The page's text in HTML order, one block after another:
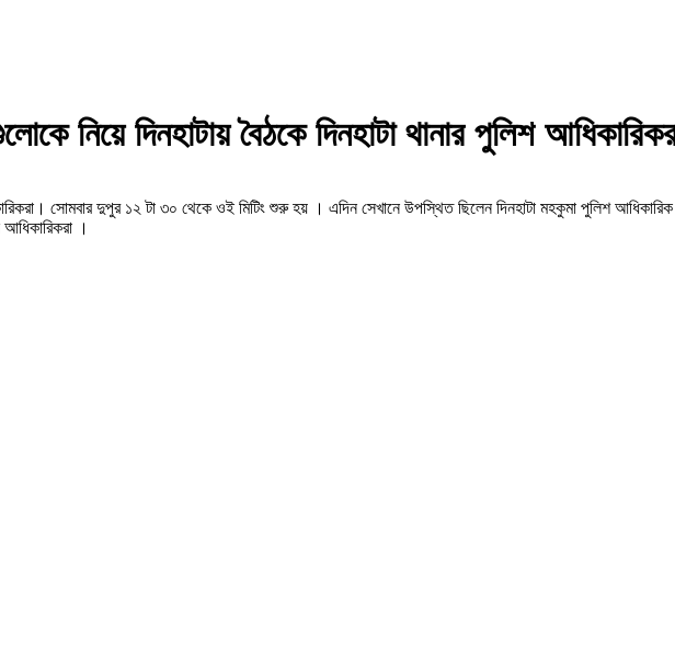
নিয়ে দিনহাটায় বৈঠকে দিনহাটা থানার পুলিশ
সোমবার দুপুর ১২ টা ৩০ থেকে ওই মিটিং শুরু হয় । এদিন সেখানে উপস্থিত ছিলেন দিনহাটা মহকুমা পুলিশ
।